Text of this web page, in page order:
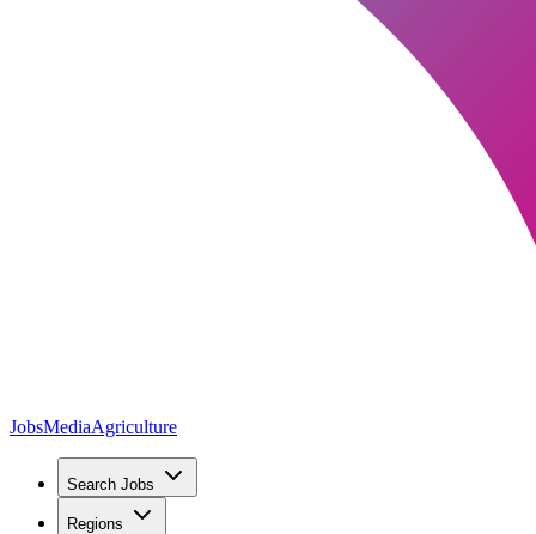
JobsMediaAgriculture
Search Jobs
Regions